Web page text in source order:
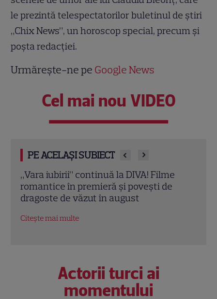
le prezintă telespectatorilor buletinul de ştiri
„Chix News”, un horoscop special, precum şi
poşta redacţiei.
Urmărește-ne pe Google News
Cel mai nou VIDEO
PE ACELAȘI SUBIECT
Eva Pavel a început filmările pentru noul
sezon „Apel la consilier”. Ce pregătește
la Kanal D
Citește mai multe
Actorii turci ai
momentului